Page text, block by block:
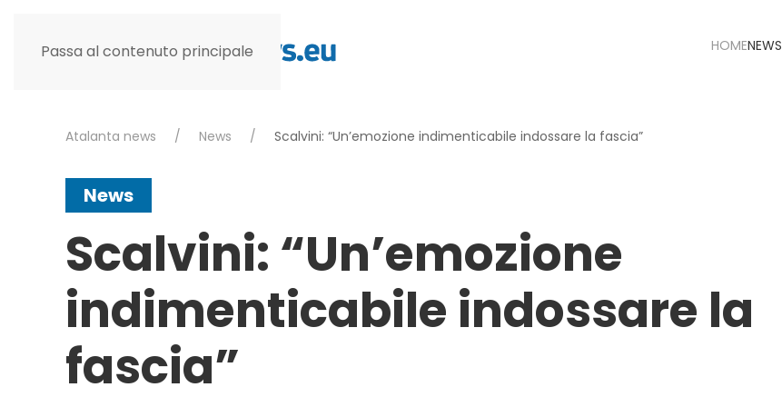
Passa al contenuto principale HOMENEWS
Atalanta news News Scalvini: “Un’emozione indimenticabile indossare la fascia”
News
Scalvini: “Un’emozione
indimenticabile indossare la
fascia”